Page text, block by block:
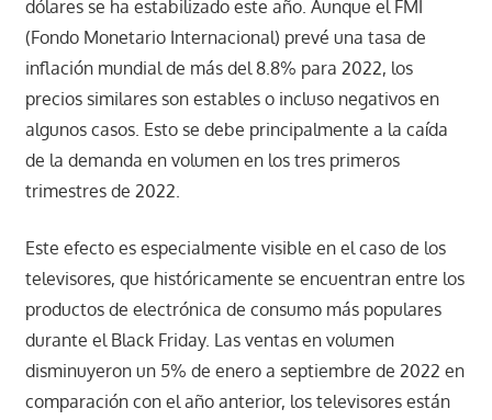
dólares se ha estabilizado este año. Aunque el FMI
(Fondo Monetario Internacional) prevé una tasa de
inflación mundial de más del 8.8% para 2022, los
precios similares son estables o incluso negativos en
algunos casos. Esto se debe principalmente a la caída
de la demanda en volumen en los tres primeros
trimestres de 2022.
Este efecto es especialmente visible en el caso de los
televisores, que históricamente se encuentran entre los
productos de electrónica de consumo más populares
durante el Black Friday. Las ventas en volumen
disminuyeron un 5% de enero a septiembre de 2022 en
comparación con el año anterior, los televisores están